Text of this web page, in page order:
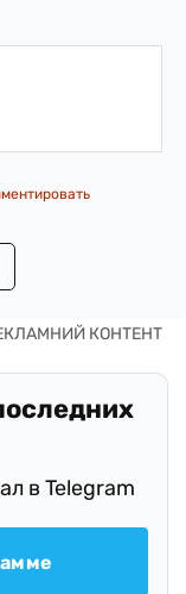
в Telegram